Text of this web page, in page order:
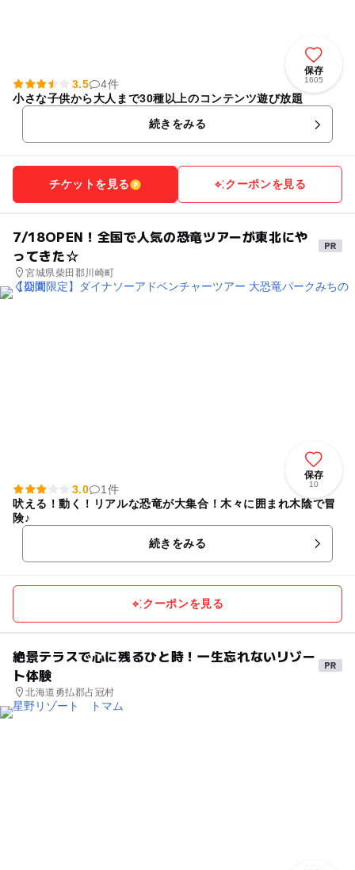
保存
1605
3.5
4件
小さな子供から大人まで30種以上のコンテンツ遊び放題
続きをみる
チケットを見る クーポンを見る
7/18OPEN！全国で人気の恐竜ツアーが東北にや
ってきた☆
宮城県柴田郡川崎町
保存
10
3.0
1件
吠える！動く！リアルな恐竜が大集合！木々に囲まれ木陰で冒
険♪
続きをみる
クーポンを見る
絶景テラスで心に残るひと時！一生忘れないリゾー
ト体験
北海道勇払郡占冠村